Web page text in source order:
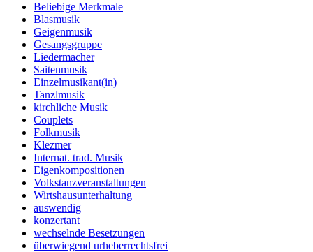
Beliebige Merkmale
Blasmusik
Geigenmusik
Gesangsgruppe
Liedermacher
Saitenmusik
Einzelmusikant(in)
Tanzlmusik
kirchliche Musik
Couplets
Folkmusik
Klezmer
Internat. trad. Musik
Eigenkompositionen
Volkstanzveranstaltungen
Wirtshausunterhaltung
auswendig
konzertant
wechselnde Besetzungen
überwiegend urheberrechtsfrei